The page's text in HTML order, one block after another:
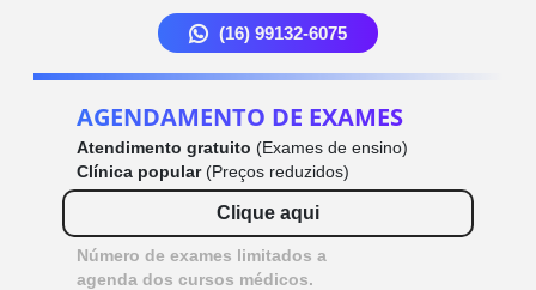
(16) 99132-6075
AGENDAMENTO DE EXAMES
Atendimento gratuito (Exames de ensino)
Clínica popular(Preços reduzidos)
Clique aqui
Número de exames limitados a
agenda dos cursos médicos.